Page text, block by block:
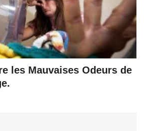
les Mauvaises Odeurs de